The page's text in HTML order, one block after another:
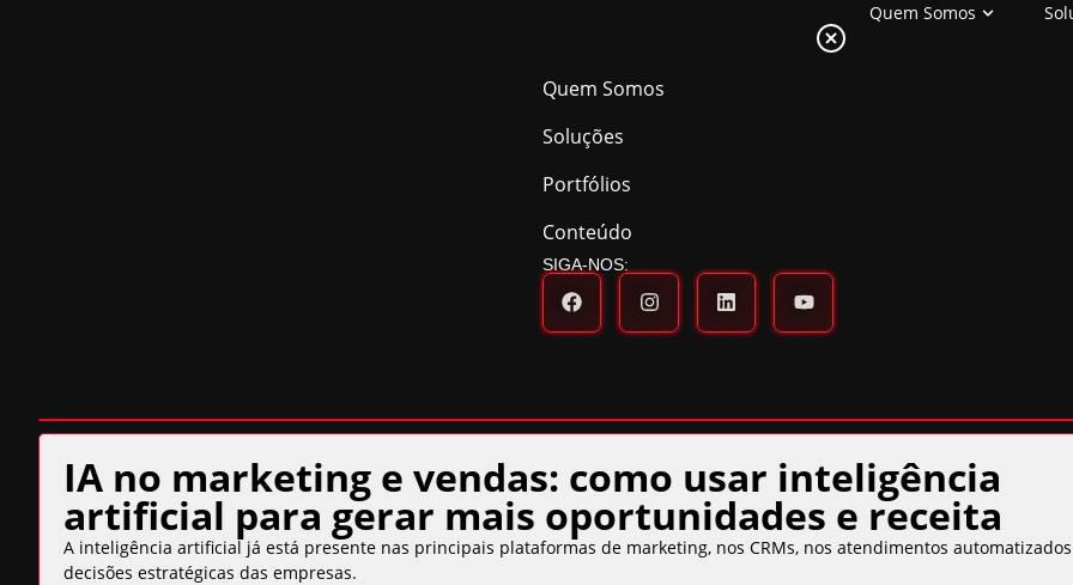
Quem Somos
Soluções
Portfólios
Conteúdo
SIGA-NOS:
Quem Somos
IA no marketing e vendas: como usar inteligência
artificial para gerar mais oportunidades e receita
A inteligência artificial já está presente nas principais plataformas de marketing, nos CRMs, nos atendimentos
decisões estratégicas das empresas.